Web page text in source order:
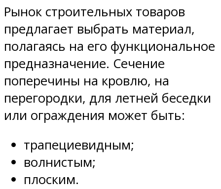
Рынок строительных товаров
предлагает выбрать материал,
полагаясь на его функциональное
предназначение. Сечение
поперечины на кровлю, на
перегородки, для летней беседки
или ограждения может быть:
трапециевидным;
волнистым;
плоским.